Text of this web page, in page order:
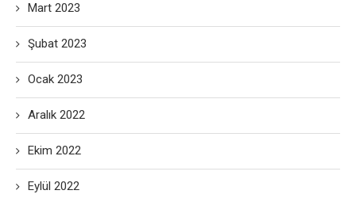
Mart 2023
Şubat 2023
Ocak 2023
Aralık 2022
Ekim 2022
Eylül 2022